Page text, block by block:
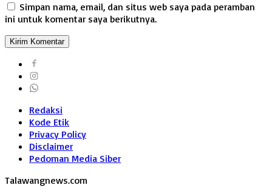
Simpan nama, email, dan situs web saya pada peramban
ini untuk komentar saya berikutnya.
Redaksi
Kode Etik
Privacy Policy
Disclaimer
Pedoman Media Siber
Talawangnews.com